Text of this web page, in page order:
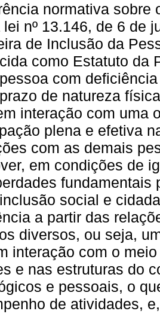
normativa sobre
lei nº 13.146, de 6 de
de Inclusão da
como Estatuto da
com
de natureza
interação com uma
plena e efetiva
com as demais
em condições de
fundamentais
social e
a partir das
diversos, ou seja,
interação com o
e nas estruturas do
e pessoais, o
de atividades,